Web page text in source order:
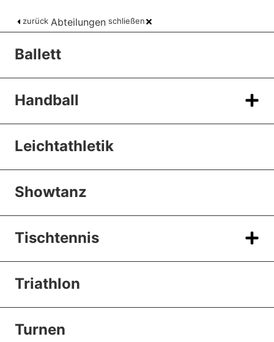
zurück Abteilungen schließen
Ballett
Handball
Leichtathletik
Showtanz
Tischtennis
Triathlon
Turnen